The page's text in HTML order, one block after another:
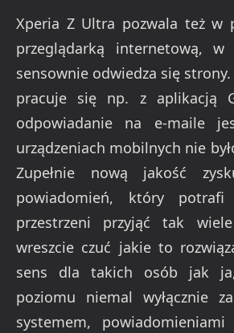
Xperia Z Ultra pozwala też w
przeglądarką internetową, w
sensownie odwiedza się strony.
pracuje się np. z aplikacją
odpowiadanie na e-maile
urządzeniach mobilnych nie
Zupełnie nową jakość
powiadomień, który
przestrzeni przyjąć tak
wreszcie czuć jakie to
sens dla takich osób jak
poziomu niemal wyłącznie
systemem,